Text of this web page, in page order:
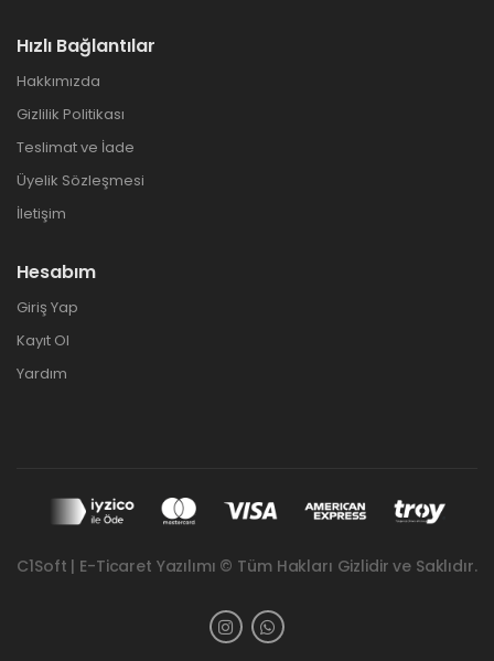
Hızlı Bağlantılar
Hakkımızda
Gizlilik Politikası
Teslimat ve İade
Üyelik Sözleşmesi
İletişim
Hesabım
Giriş Yap
Kayıt Ol
Yardım
C1Soft | E-Ticaret Yazılımı © Tüm Hakları Gizlidir ve Saklıdır.